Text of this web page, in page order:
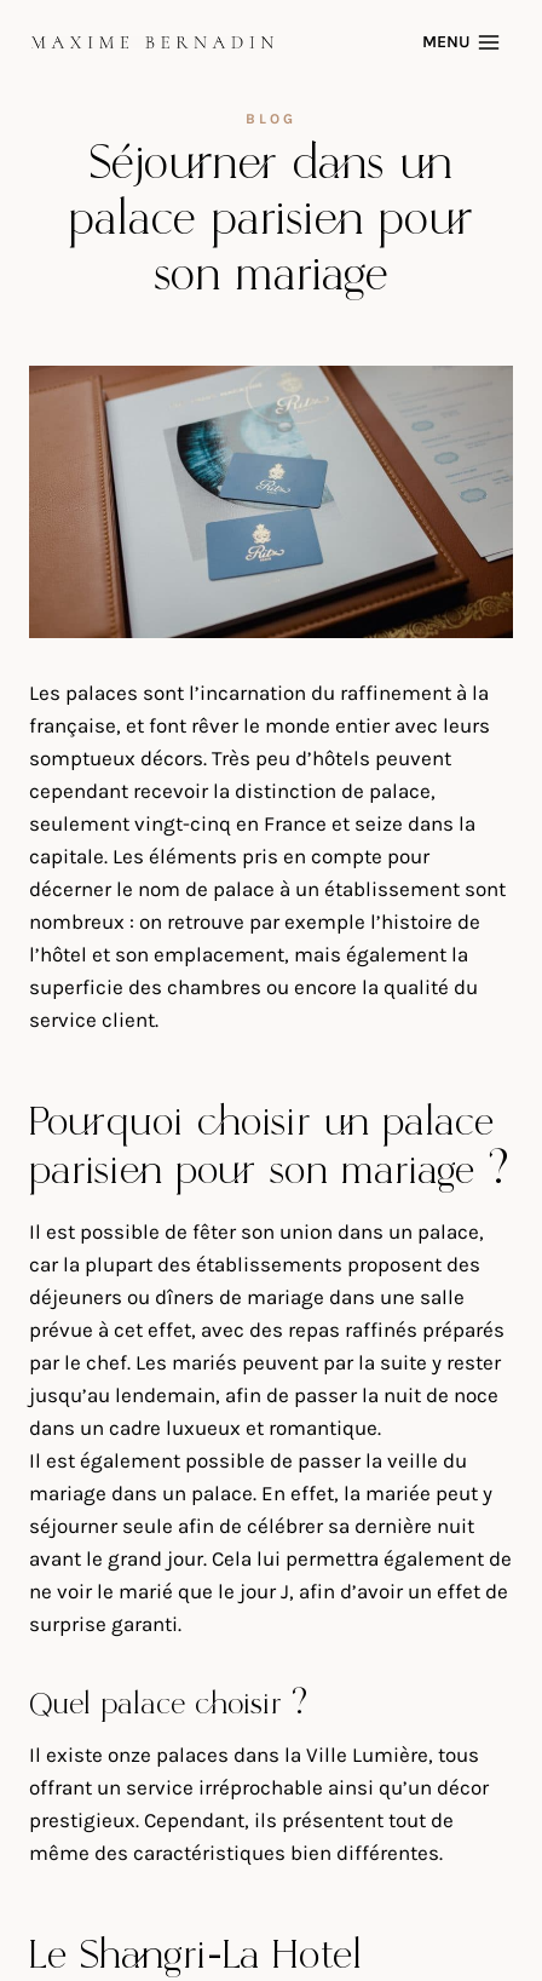
MENU
BLOG
Séjourner dans un
palace parisien pour
son mariage
Les palaces sont l’incarnation du raffinement à la
française, et font rêver le monde entier avec leurs
somptueux décors. Très peu d’hôtels peuvent
cependant recevoir la distinction de palace,
seulement vingt-cinq en France et seize dans la
capitale. Les éléments pris en compte pour
décerner le nom de palace à un établissement sont
nombreux : on retrouve par exemple l’histoire de
l’hôtel et son emplacement, mais également la
superficie des chambres ou encore la qualité du
service client.
Pourquoi choisir un palace
parisien pour son mariage ?
Il est possible de fêter son union dans un palace,
car la plupart des établissements proposent des
déjeuners ou dîners de mariage dans une salle
prévue à cet effet, avec des repas raffinés préparés
par le chef. Les mariés peuvent par la suite y rester
jusqu’au lendemain, afin de passer la nuit de noce
dans un cadre luxueux et romantique.
Il est également possible de passer la veille du
mariage dans un palace. En effet, la mariée peut y
séjourner seule afin de célébrer sa dernière nuit
avant le grand jour. Cela lui permettra également de
ne voir le marié que le jour J, afin d’avoir un effet de
surprise garanti.
Quel palace choisir ?
Il existe onze palaces dans la Ville Lumière, tous
offrant un service irréprochable ainsi qu’un décor
prestigieux. Cependant, ils présentent tout de
même des caractéristiques bien différentes.
Le Shangri-La Hotel